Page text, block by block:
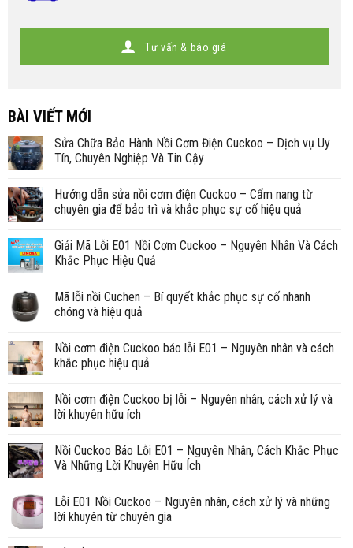
Tư vấn & báo giá
BÀI VIẾT MỚI
Sửa Chữa Bảo Hành Nồi Cơm Điện Cuckoo – Dịch vụ Uy
Tín, Chuyên Nghiệp Và Tin Cậy
Hướng dẫn sửa nồi cơm điện Cuckoo – Cẩm nang từ
chuyên gia để bảo trì và khắc phục sự cố hiệu quả
Giải Mã Lỗi E01 Nồi Cơm Cuckoo – Nguyên Nhân Và Cách
Khắc Phục Hiệu Quả
Mã lỗi nồi Cuchen – Bí quyết khắc phục sự cố nhanh
chóng và hiệu quả
Nồi cơm điện Cuckoo báo lỗi E01 – Nguyên nhân và cách
khắc phục hiệu quả
Nồi cơm điện Cuckoo bị lỗi – Nguyên nhân, cách xử lý và
lời khuyên hữu ích
Nồi Cuckoo Báo Lỗi E01 – Nguyên Nhân, Cách Khắc Phục
Và Những Lời Khuyên Hữu Ích
Lỗi E01 Nồi Cuckoo – Nguyên nhân, cách xử lý và những
lời khuyên từ chuyên gia